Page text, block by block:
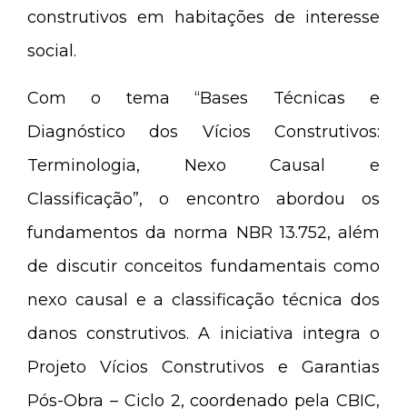
construtivos em habitações de interesse
social.
Com o tema “Bases Técnicas e
Diagnóstico dos Vícios Construtivos:
Terminologia, Nexo Causal e
Classificação”, o encontro abordou os
fundamentos da norma NBR 13.752, além
de discutir conceitos fundamentais como
nexo causal e a classificação técnica dos
danos construtivos. A iniciativa integra o
Projeto Vícios Construtivos e Garantias
Pós-Obra – Ciclo 2, coordenado pela CBIC,